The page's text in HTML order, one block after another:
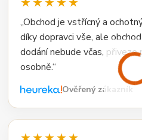
„Obchod je vstřícný a
díky dopravci vše, ale
dodání nebude včas, přiveze
osobně.“
Ověřený zákazník